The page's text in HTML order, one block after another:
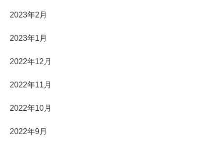
2023年2月
2023年1月
2022年12月
2022年11月
2022年10月
2022年9月